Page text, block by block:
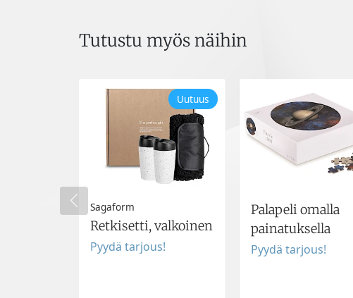
Tutustu myös näihin
Uutuus
Sagaform
Retkisetti, valkoinen
Pyydä tarjous!
Palapeli omalla
painatuksella
Pyydä tarjous!